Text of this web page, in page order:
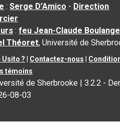
:Serge D’Amico - Direction
:feu Jean-Claude
Théoret, Université de
Usito ? Contactez-nous
témoins
de Sherbrooke |3.2.2 -
08-03